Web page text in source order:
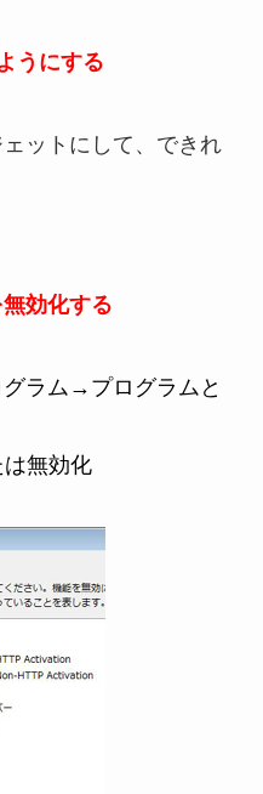
うにする
ットにして、できれ
効化する
ラム→プログラムと
無効化